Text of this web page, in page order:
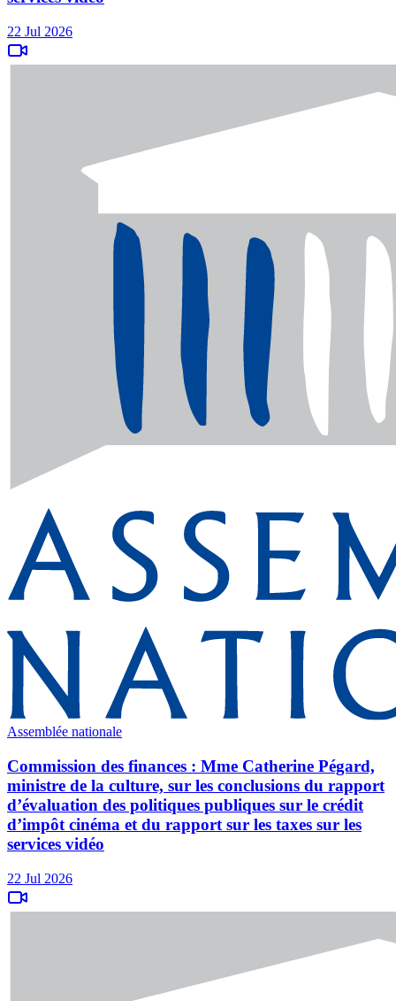
22 Jul 2026
Assemblée nationale
Commission des finances : Mme Catherine Pégard,
ministre de la culture, sur les conclusions du rapport
d’évaluation des politiques publiques sur le crédit
d’impôt cinéma et du rapport sur les taxes sur les
services vidéo
22 Jul 2026